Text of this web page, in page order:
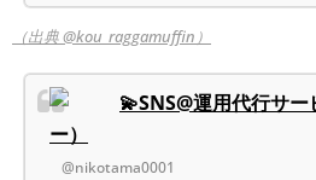
（出典 @kou_raggamuffin）
💫SNS@運用代行サ
ー）
@nikotama0001